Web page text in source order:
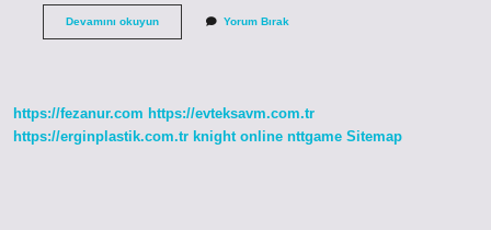
Devamını okuyunBürokratın
Yorum Bırak
https://fezanur.com https://evteksavm.com.tr
https://erginplastik.com.tr knight online nttgame Sitemap